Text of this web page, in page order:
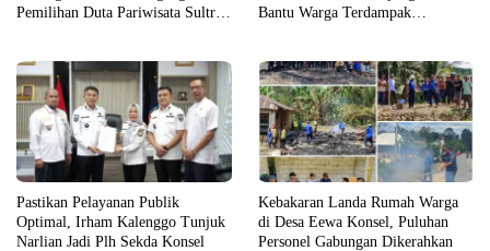
Pemilihan Duta Pariwisata Sultra
Bantu Warga Terdampak
Pastikan Pelayanan Publik
Optimal, Irham Kalenggo Tunjuk
Narlian Jadi Plh Sekda Konsel
Kebakaran Landa Rumah Warga
di Desa Eewa Konsel, Puluhan
Personel Gabungan Dikerahkan